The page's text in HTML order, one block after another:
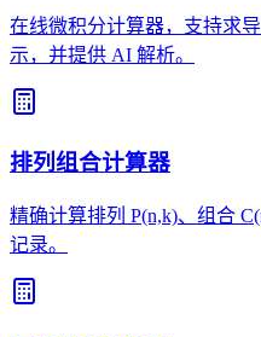
在线微积分计算器，支持求
示，并提供 AI 解析。
排列组合计算器
精确计算排列 P(n,k)、组合
记录。